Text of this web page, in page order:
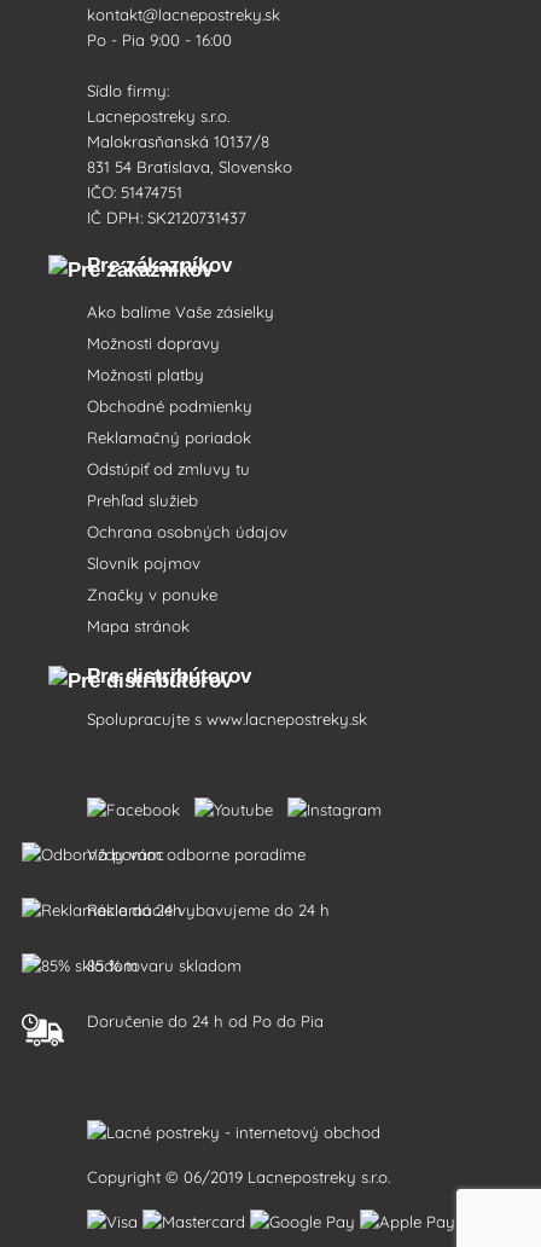
kontakt@lacnepostreky.sk
Po - Pia 9:00 - 16:00
Sídlo firmy:
Lacnepostreky s.r.o.
Malokrasňanská 10137/8
831 54 Bratislava, Slovensko
IČO: 51474751
IČ DPH: SK2120731437
Pre zákazníkov
Ako balíme Vaše zásielky
Možnosti dopravy
Možnosti platby
Obchodné podmienky
Reklamačný poriadok
Odstúpiť od zmluvy tu
Prehľad služieb
Ochrana osobných údajov
Slovník pojmov
Značky v ponuke
Mapa stránok
Pre distribútorov
Spolupracujte s www.lacnepostreky.sk
Vždy vám odborne poradíme
Reklamácie vybavujeme do 24 h
85 % tovaru skladom
Doručenie do 24 h od Po do Pia
Copyright © 06/2019 Lacnepostreky s.r.o.